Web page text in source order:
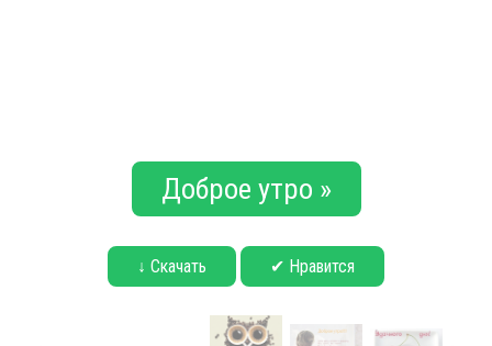
Доброе утро »
↓ Скачать ✔ Нравится